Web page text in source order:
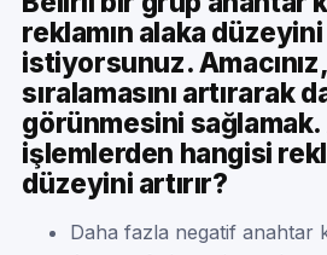
reklamın alaka
istiyorsunuz.
sıralamasını artırarak
görünmesini sağlamak.
işlemlerden hangisi
düzeyini artırır?
Daha fazla negatif anahtar